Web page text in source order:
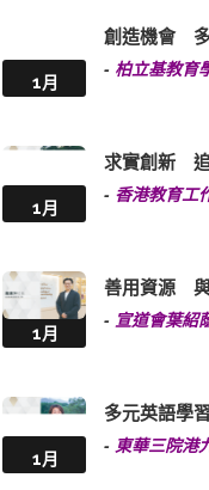
1月
創造機會
- 柏立基教育
1月
求實創新
- 香港教育工
1月
善用資源
- 宣道會葉紹
1月
多元英語學
- 東華三院港